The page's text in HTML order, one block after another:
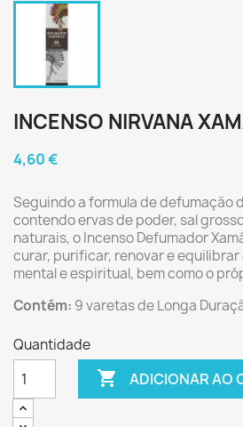
INCENSO NIRVANA
4,60 €
Seguindo a formula de defumação
contendo ervas de poder, sal
naturais, o Incenso Defumador
curar, purificar, renovar e
mental e espiritual, bem como o
Contém: 9 varetas de Longa
Quantidade
 ADICIONAR AO